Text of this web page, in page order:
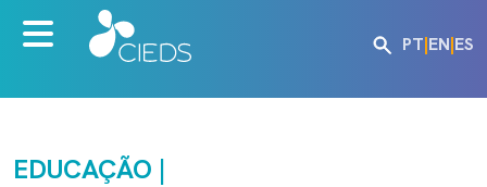
PT|EN|ES
EDUCAÇÃO |